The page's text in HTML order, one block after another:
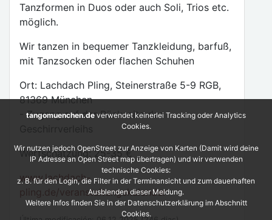
Tanzformen in Duos oder auch Soli, Trios etc.
möglich.
Wir tanzen in bequemer Tanzkleidung, barfuß,
mit Tanzsocken oder flachen Schuhen
Ort: Lachdach Pling, Steinerstraße 5-9 RGB,
81369 München
- Zugang auf der Rückseite des
Wertschätzung: 25-35 €
www.lachdach-
pling.de/veranstaltungskalender
tangomuenchen.de verwendet keinerlei Tracking oder Analytics
Cookies.
Wir nutzen jedoch OpenStreet zur Anzeige von Karten (Damit wird deine
IP Adresse an Open Street map übertragen) und wir verwenden
technische Cookies:
z. B. für den Login, die Filter in der Terminansicht und zum dauerhaften
Ausblenden dieser Meldung.
Weitere Infos finden Sie in der Datenschutzerklärung im Abschnitt
Cookies.